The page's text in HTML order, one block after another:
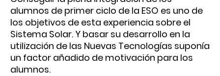
alumnos de primer ciclo de la ESO es uno de
los objetivos de esta experiencia sobre el
Sistema Solar. Y basar su desarrollo en la
utilización de las Nuevas Tecnologías suponía
un factor añadido de motivación para los
alumnos.